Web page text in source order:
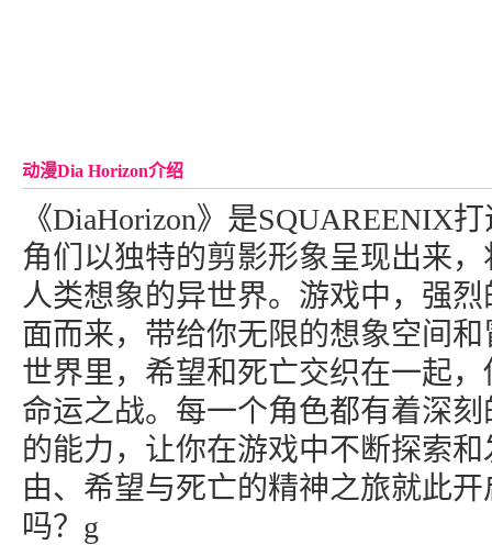
动漫Dia Horizon介绍
《DiaHorizon》是SQUAREENIX
角们以独特的剪影形象呈现出来
人类想象的异世界。游戏中，强
面而来，带给你无限的想象空间
世界里，希望和死亡交织在一起
命运之战。每一个角色都有着深
的能力，让你在游戏中不断探索
由、希望与死亡的精神之旅就此
吗？g